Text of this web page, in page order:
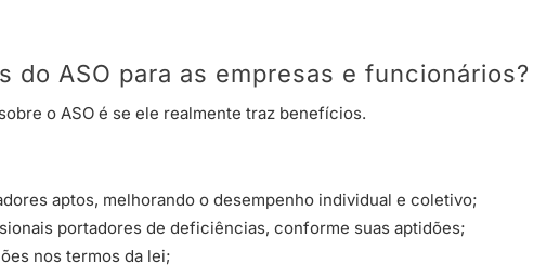
do ASO para as empresas e funcionários?
o ASO é se ele realmente traz benefícios.
aptos, melhorando o desempenho individual e coletivo;
portadores de deficiências, conforme suas aptidões;
nos termos da lei;